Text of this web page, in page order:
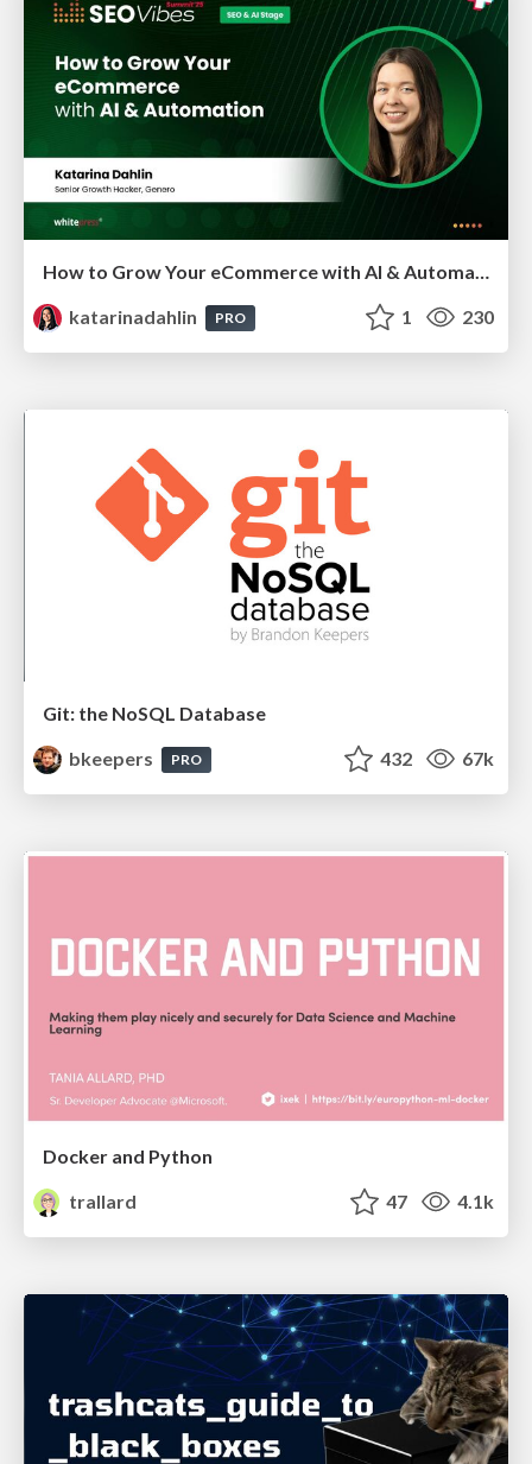
How to Grow Your eCommerce with AI & Automation
katarinadahlin
PRO 1 230
Git: the NoSQL Database
bkeepers
PRO 432 67k
Docker and Python
trallard
47 4.1k